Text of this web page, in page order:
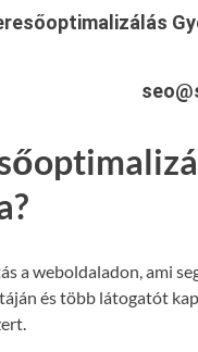
a weboldaladon, ami
és több látogatót